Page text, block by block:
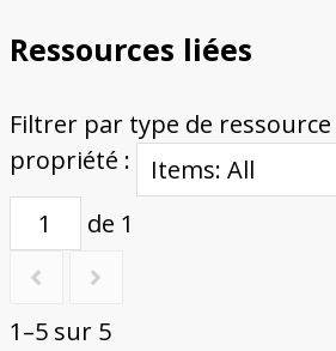
Ressources liées
Filtrer par type de
propriété :
de 1
1–5 sur 5